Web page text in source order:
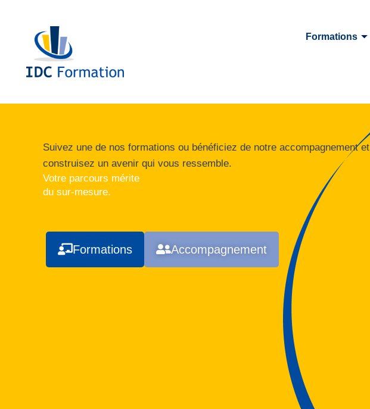
Formations
Suivez une de nos formations ou bénéficiez de notre accompagnement et
construisez un avenir qui vous ressemble.
Votre parcours mérite
du sur-mesure.
Formations Accompagnement